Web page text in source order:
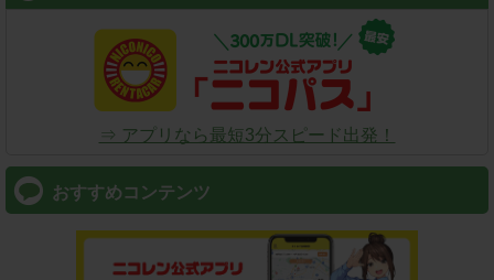
⇒ アプリなら最短3分スピード出発！
おすすめコンテンツ